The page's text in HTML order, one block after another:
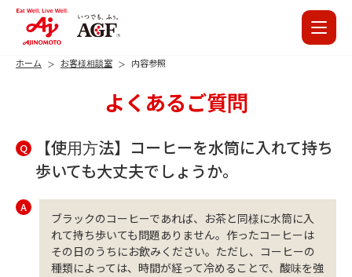
ホーム お客様相談室 内容参照
よくあるご質問
Q
【使用方法】コーヒーを水筒に入れて持ち
歩いても大丈夫でしょうか。
A
ブラックのコーヒーであれば、お茶と同様に水筒に入
れて持ち歩いても問題ありません。作ったコーヒーは
その日のうちにお飲みください。ただし、コーヒーの
種類によっては、時間が経って冷めることで、酸味を強